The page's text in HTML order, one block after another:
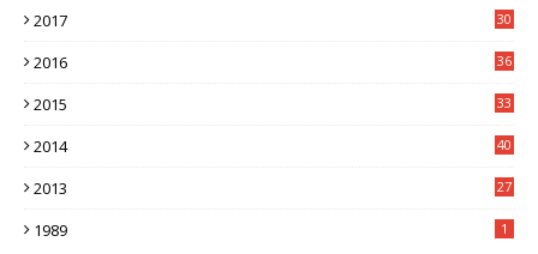
2017
30
2016
36
2015
33
2014
40
2013
27
1989 1